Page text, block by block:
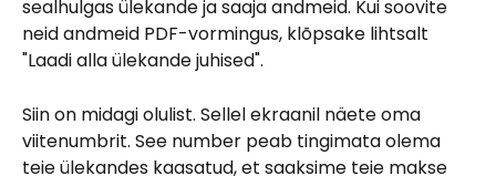
sealhulgas ülekande ja saaja andmeid. Kui soovite
neid andmeid PDF-vormingus, klõpsake lihtsalt
"Laadi alla ülekande juhised".
Siin on midagi olulist. Sellel ekraanil näete oma
viitenumbrit. See number peab tingimata olema
teie ülekandes kaasatud, et saaksime teie makse